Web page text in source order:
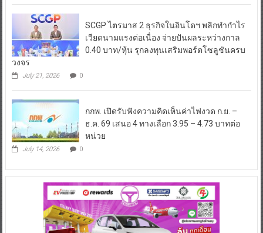
SCGP ไตรมาส 2 ธุรกิจในอินโดฯ พลิกทำกำไร
เวียดนามแรงต่อเนื่อง จ่ายปันผลระหว่างกาล
0.40 บาท/หุ้น รุกลงทุนเสริมพอร์ตโซลูชันครบ
วงจร
July 21, 2026 0
กกพ. เปิดรับฟังความคิดเห็นค่าไฟงวด ก.ย. –
ธ.ค. 69 เสนอ 4 ทางเลือก 3.95 – 4.73 บาทต่อ
หน่วย
July 14, 2026 0